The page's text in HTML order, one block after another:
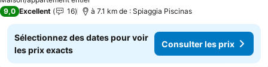
9,0 Excellent 16 à 7.1 km de : Spiaggia Piscinas
Sélectionnez des dates pour voir
les prix exacts
Consulter les prix